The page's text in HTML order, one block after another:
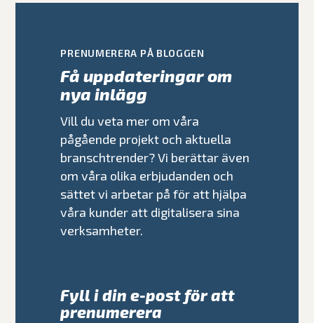
PRENUMERERA PÅ BLOGGEN
Få uppdateringar om
nya inlägg
Vill du veta mer om våra
pågående projekt och aktuella
branschtrender? Vi berättar även
om våra olika erbjudanden och
sättet vi arbetar på för att hjälpa
våra kunder att digitalisera sina
verksamheter.
Fyll i din e-post för att
prenumerera